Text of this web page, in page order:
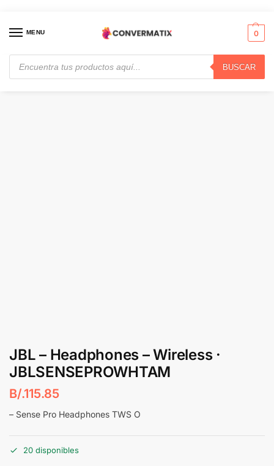
MENU
BUSCAR
0
Inicio / Audio y Video / Auriculares JBL – Headphones – Wireless · JBLSENSEPROWHTAM
JBL – Headphones – Wireless ·
JBLSENSEPROWHTAM
B/.115.85
– Sense Pro Headphones TWS O
20 disponibles